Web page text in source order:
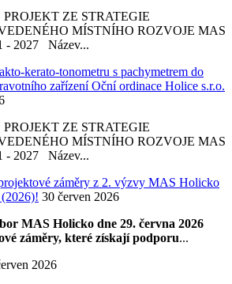
ZE STRATEGIE
MÍSTNÍHO ROZVOJE MAS
- 2027 Název...
kerato-tonometru s pachymetrem do
zařízení Oční ordinace Holice s.r.o.
ZE STRATEGIE
MÍSTNÍHO ROZVOJE MAS
- 2027 Název...
záměry z 2. výzvy MAS Holicko
30 červen 2026
MAS Holicko dne 29. června 2026
záměry, které získají podporu...
2026